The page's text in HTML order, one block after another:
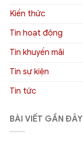
Kiến thức
Tin hoạt động
Tin khuyến mãi
Tin sự kiện
Tin tức
BÀI VIẾT GẦN ĐÂY